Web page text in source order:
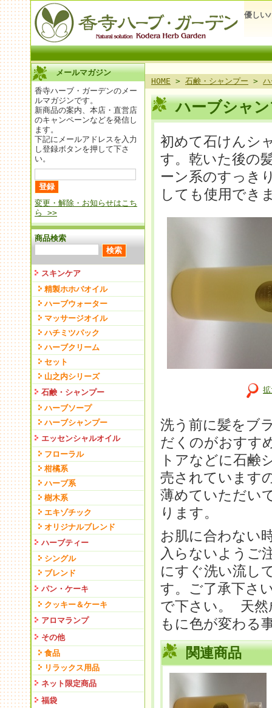
優しい
メールマガジン
香寺ハーブ・ガーデンのメー
ルマガジンです。
新商品の案内、本店・直営店
のキャンペーンなどを発信し
ます。
下記にメールアドレスを入力
し登録ボタンを押して下さ
い。
変更・解除・お知らせはこち
ら >>
商品検索
スキンケア
精製ホホバオイル
ハーブウォーター
マッサージオイル
ハチミツパック
ハーブクリーム
セット
山之内シリーズ
石鹸・シャンプー
ハーブソープ
ハーブシャンプー
エッセンシャルオイル
フローラル
柑橘系
ハーブ系
樹木系
エキゾチック
オリジナルブレンド
ハーブティー
シングル
ブレンド
パン・ケーキ
クッキー＆ケーキ
アロマランプ
その他
食品
リラックス用品
ネット限定商品
福袋
HOME > 石鹸・シャンプー >
ハーブシャ
初めて石けんシ
す。乾いた後の
ーン系のすっき
しても使用でき
洗う前に髪をブ
だくのがおすす
トアなどに石鹸
売されています
薄めていただい
ります。
お肌に合わない
入らないようご
にすぐ洗い流し
す。ご了承下さ
で下さい。 天然
もに色が変わる
関連商品